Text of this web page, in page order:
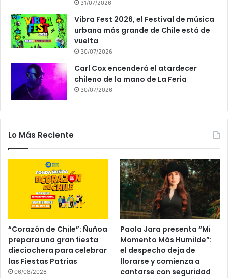
31/07/2026
Vibra Fest 2026, el Festival de música
urbana más grande de Chile está de
vuelta
30/07/2026
Carl Cox encenderá el atardecer
chileno de la mano de La Feria
30/07/2026
Lo Más Reciente
“Corazón de Chile”: Ñuñoa
prepara una gran fiesta
dieciochera para celebrar
las Fiestas Patrias
06/08/2026
Paola Jara presenta “Mi
Momento Más Humilde”:
el despecho deja de
llorarse y comienza a
cantarse con seguridad